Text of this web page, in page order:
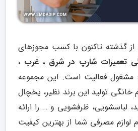
گذشته تاکنون با کسب مجوزهای
تعمیرات شارپ در شرق ، غرب ،
مشغول فعالیت است. این مجموعه
خانگی تولید این برند نظیر، یخچال
لباسشویی، ظرفشویی و … را ارائه
مصرفی شما از بهترین کیفیت